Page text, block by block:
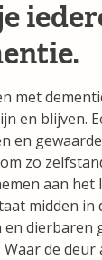
met
en blijven.
en
zo
aan het
midden in
en dierbaren
de deur